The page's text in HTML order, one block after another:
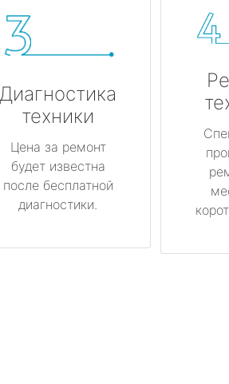
Диагностика
техники
Цена за ремонт
будет известна
после бесплатной
диагностики.